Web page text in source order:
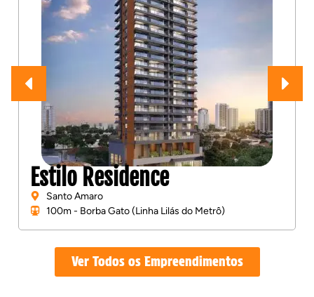
Estilo Residence
Santo Amaro
100m - Borba Gato (Linha Lilás do Metrô)
Ver Todos os Empreendimentos